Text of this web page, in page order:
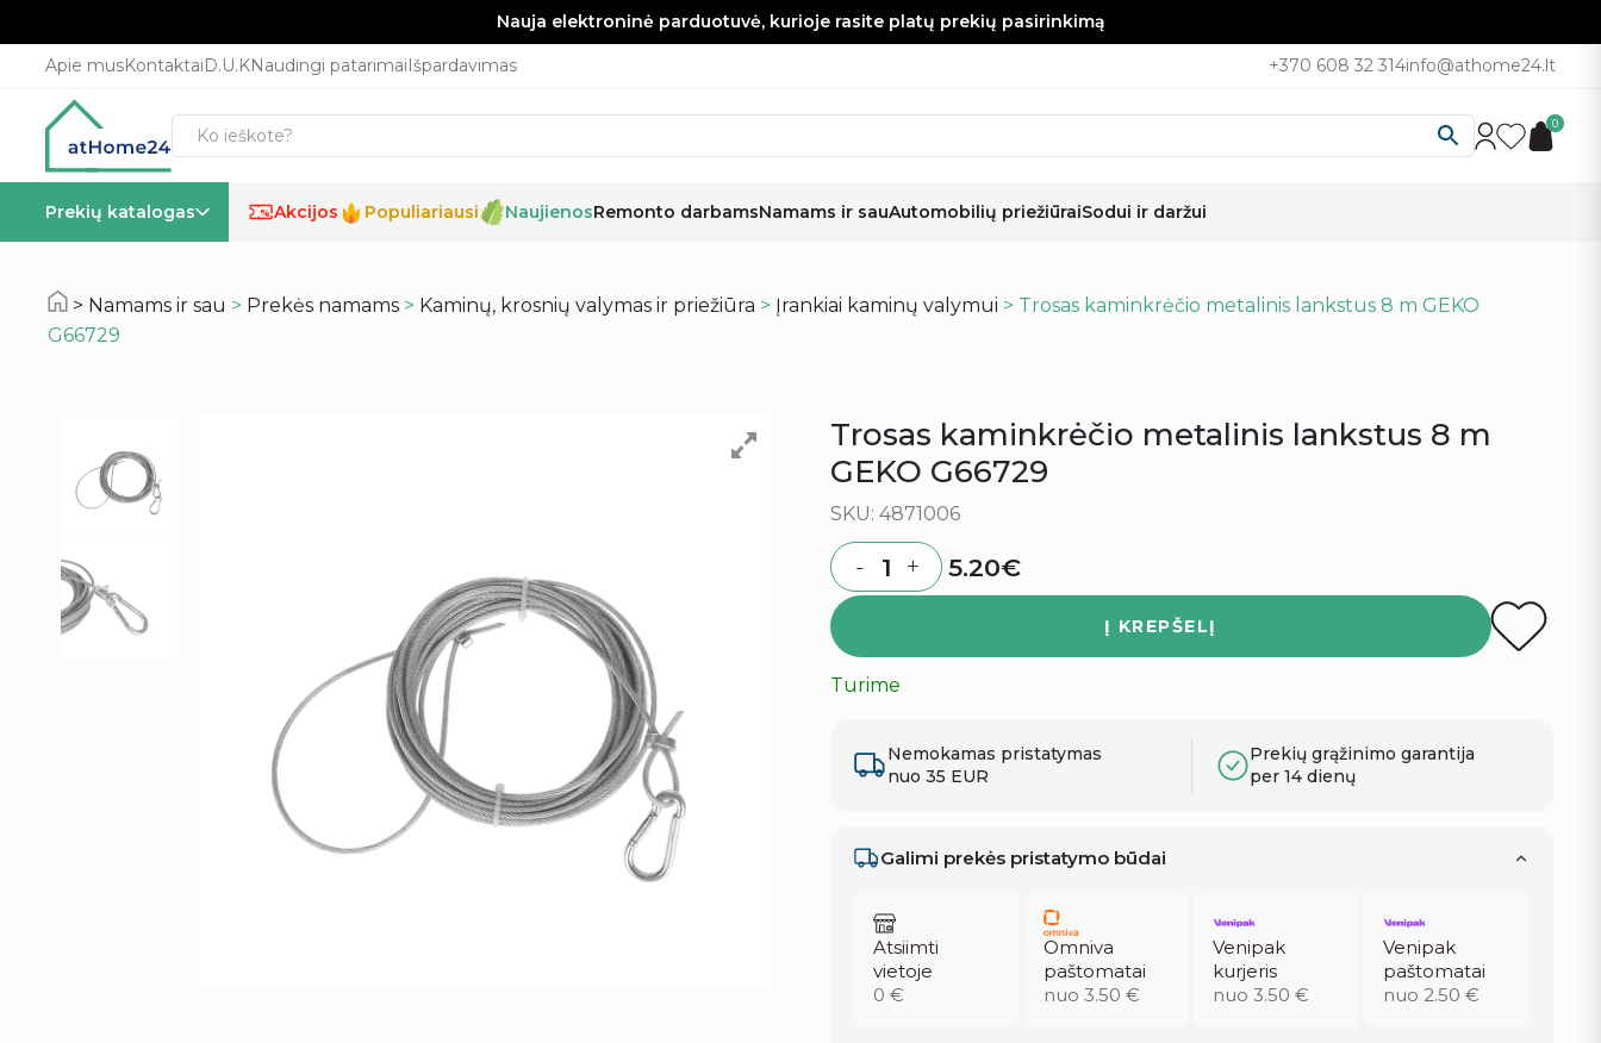
Nauja elektroninė parduotuvė, kurioje rasite platų prekių pasirinkimą
Apie musKontaktaiD.U.KNaudingi patarimaiIšpardavimas +370 608 32 314info@athome24.lt
0
Prekių katalogas % Akcijos Populiariausi NaujienosRemonto darbamsNamams ir sauAutomobilių priežiūraiSodui ir daržui
Namams ir sau > Prekės namams > Kaminų, krosnių valymas ir priežiūra > Įrankiai kaminų valymui > Trosas kaminkrėčio metalinis lankstus 8 m GEKO
G66729
Trosas kaminkrėčio metalinis lankstus 8 m
GEKO G66729
SKU: 4871006
Quantity
- + 5.20€
Į KREPŠELĮ
Turime
Nemokamas pristatymas
nuo 35 EUR
Prekių grąžinimo garantija
per 14 dienų
Galimi prekės pristatymo būdai
Atsiimti
vietoje
0 €
Omniva
paštomatai
nuo 3.50 €
Venipak
kurjeris
nuo 3.50 €
Venipak
paštomatai
nuo 2.50 €